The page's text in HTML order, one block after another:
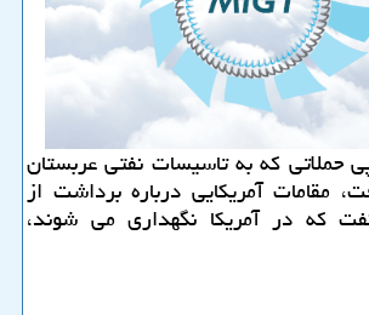
حملاتی كه به تاسیسات نفتی عربستان
مقامات آمریكایی درباره برداشت از
كه در آمریكا نگهداری می شوند،